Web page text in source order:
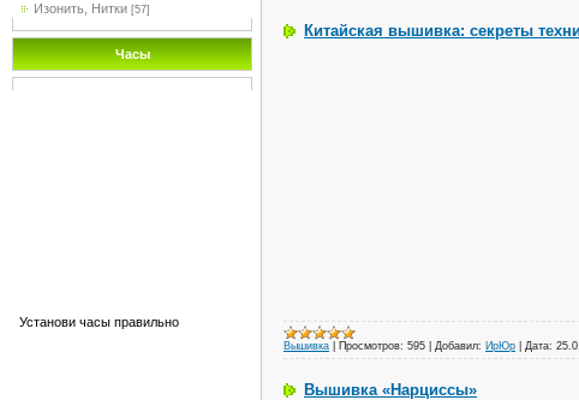
Изонить, Нитки [57]
Часы
Установи часы правильно
Китайская вышивка: секреты
Вышивка Просмотров: 595 Добавил: ИрЮр Дата:
Вышивка «Нарциссы»